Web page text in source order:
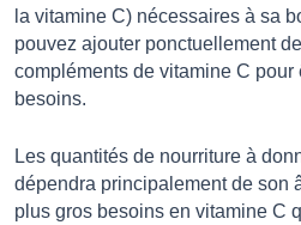
la vitamine C) nécessaires à sa
pouvez ajouter ponctuellement
compléments de vitamine C pour
besoins.
Les quantités de nourriture à
dépendra principalement de son
plus gros besoins en vitamine C